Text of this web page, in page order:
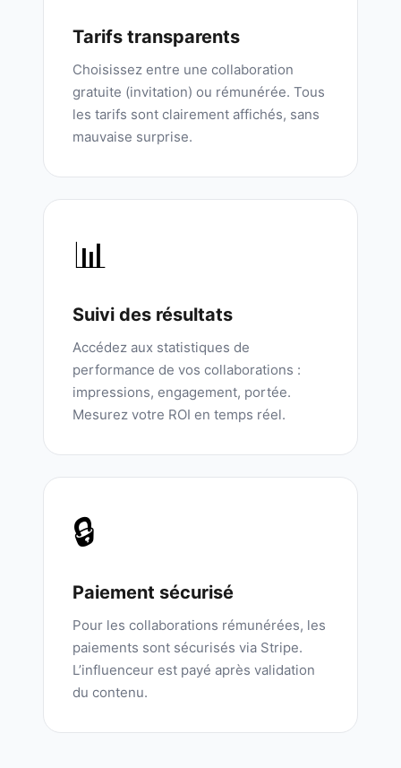
Tarifs transparents
Choisissez entre une collaboration
gratuite (invitation) ou rémunérée. Tous
les tarifs sont clairement affichés, sans
mauvaise surprise.
📊
Suivi des résultats
Accédez aux statistiques de
performance de vos collaborations :
impressions, engagement, portée.
Mesurez votre ROI en temps réel.
🔒
Paiement sécurisé
Pour les collaborations rémunérées, les
paiements sont sécurisés via Stripe.
L’influenceur est payé après validation
du contenu.